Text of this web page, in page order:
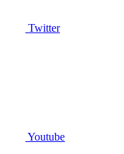
Twitter
Youtube